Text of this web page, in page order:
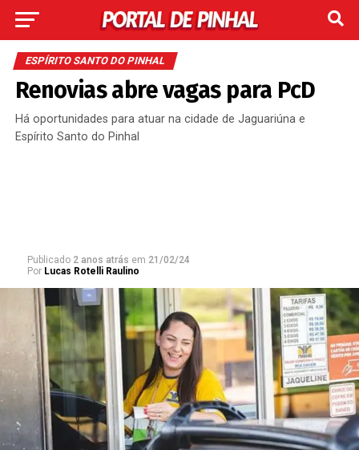
ESPÍRITO SANTO DO PINHAL
Renovias abre vagas para PcD
Há oportunidades para atuar na cidade de Jaguariúna e
Espírito Santo do Pinhal
Publicado 2 anos atrás em 21/02/24
Por Lucas Rotelli Raulino